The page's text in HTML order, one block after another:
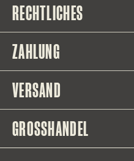
RECHTLICHES
ZAHLUNG
VERSAND
GROSSHANDEL